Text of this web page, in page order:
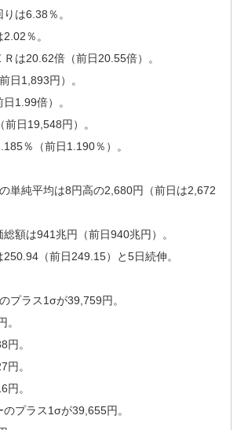
は6.38％。
％。
は20.62倍（前日20.55倍）。
日1,893円）。
1.99倍）。
日19,548円）。
％（前日1.190％）。
単純平均は8円高の2,680円（前日は2,672
額は941兆円（前日940兆円）。
250.94（前日249.15）と5日続伸。
プラス1σが39,759円。
。
円。
円。
円。
プラス1σが39,655円。